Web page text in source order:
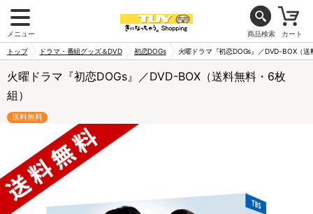
メニュー 商品検索 カート
トップ ドラマ・番組グッズ＆DVD 初恋DOGs 火曜ドラマ『初恋DOGs』／DVD-BOX（送
火曜ドラマ『初恋DOGs』／DVD-BOX（送料無料・6枚
組）
送料無料